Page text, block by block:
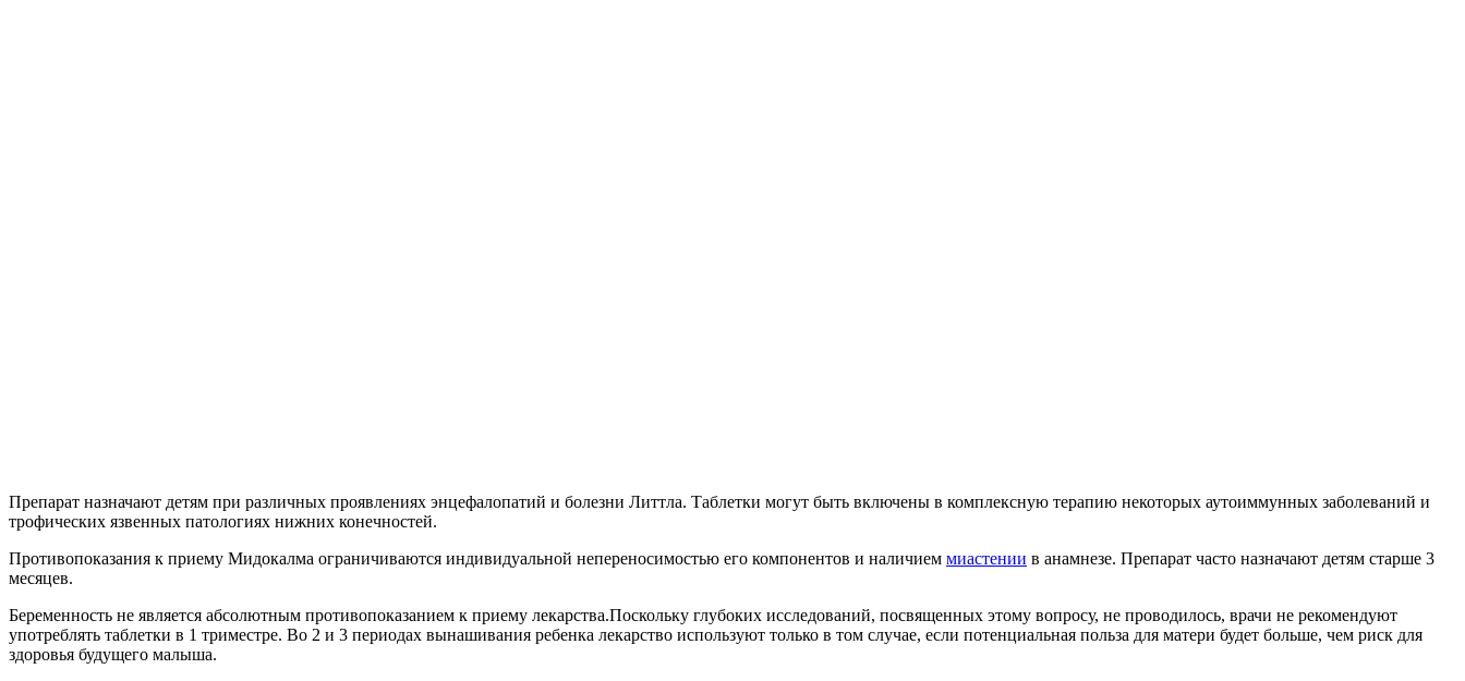
Препарат назначают детям при различных проявлениях энцефалопатий и болезни Литтла. Таблетки могут быть включены в комплексную терапию некоторых аутоиммунных заболеваний и
трофических язвенных патологиях нижних конечностей.
Противопоказания к приему Мидокалма ограничиваются индивидуальной непереносимостью его компонентов и наличием миастении в анамнезе. Препарат часто назначают детям старше 3
месяцев.
Беременность не является абсолютным противопоказанием к приему лекарства.Поскольку глубоких исследований, посвященных этому вопросу, не проводилось, врачи не рекомендуют
употреблять таблетки в 1 триместре. Во 2 и 3 периодах вынашивания ребенка лекарство используют только в том случае, если потенциальная польза для матери будет больше, чем риск для
здоровья будущего малыша.